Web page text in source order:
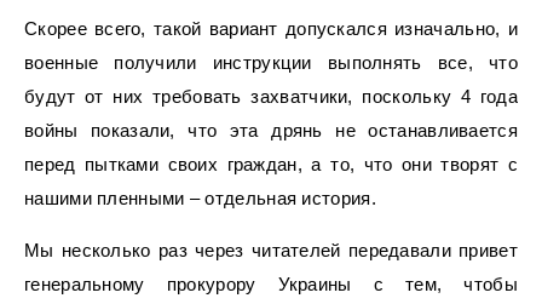
Скорее всего, такой вариант допускался изначально, и
военные получили инструкции выполнять все, что
будут от них требовать захватчики, поскольку 4 года
войны показали, что эта дрянь не останавливается
перед пытками своих граждан, а то, что они творят с
нашими пленными – отдельная история.
Мы несколько раз через читателей передавали привет
генеральному прокурору Украины с тем, чтобы